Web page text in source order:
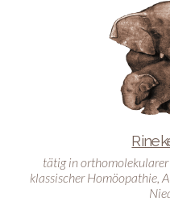
tätig in
klassischer Homöopathie,